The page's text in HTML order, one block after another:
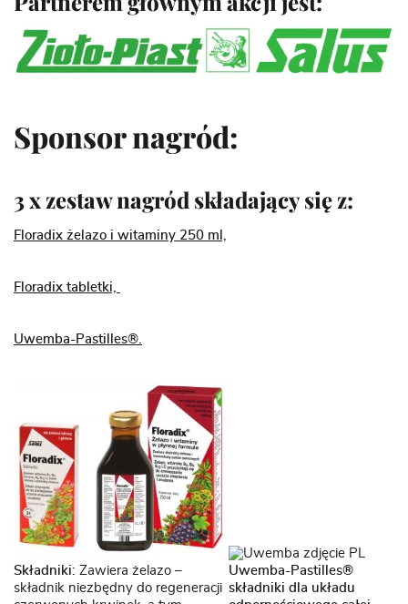
Sponsor nagród:
3 x zestaw nagród składający się z:
Floradix żelazo i witaminy 250 ml,
Floradix tabletki,
Uwemba-Pastilles®.
Składniki: Zawiera żelazo –
składnik niezbędny do regeneracji
Uwemba-Pastilles®
składniki dla układu